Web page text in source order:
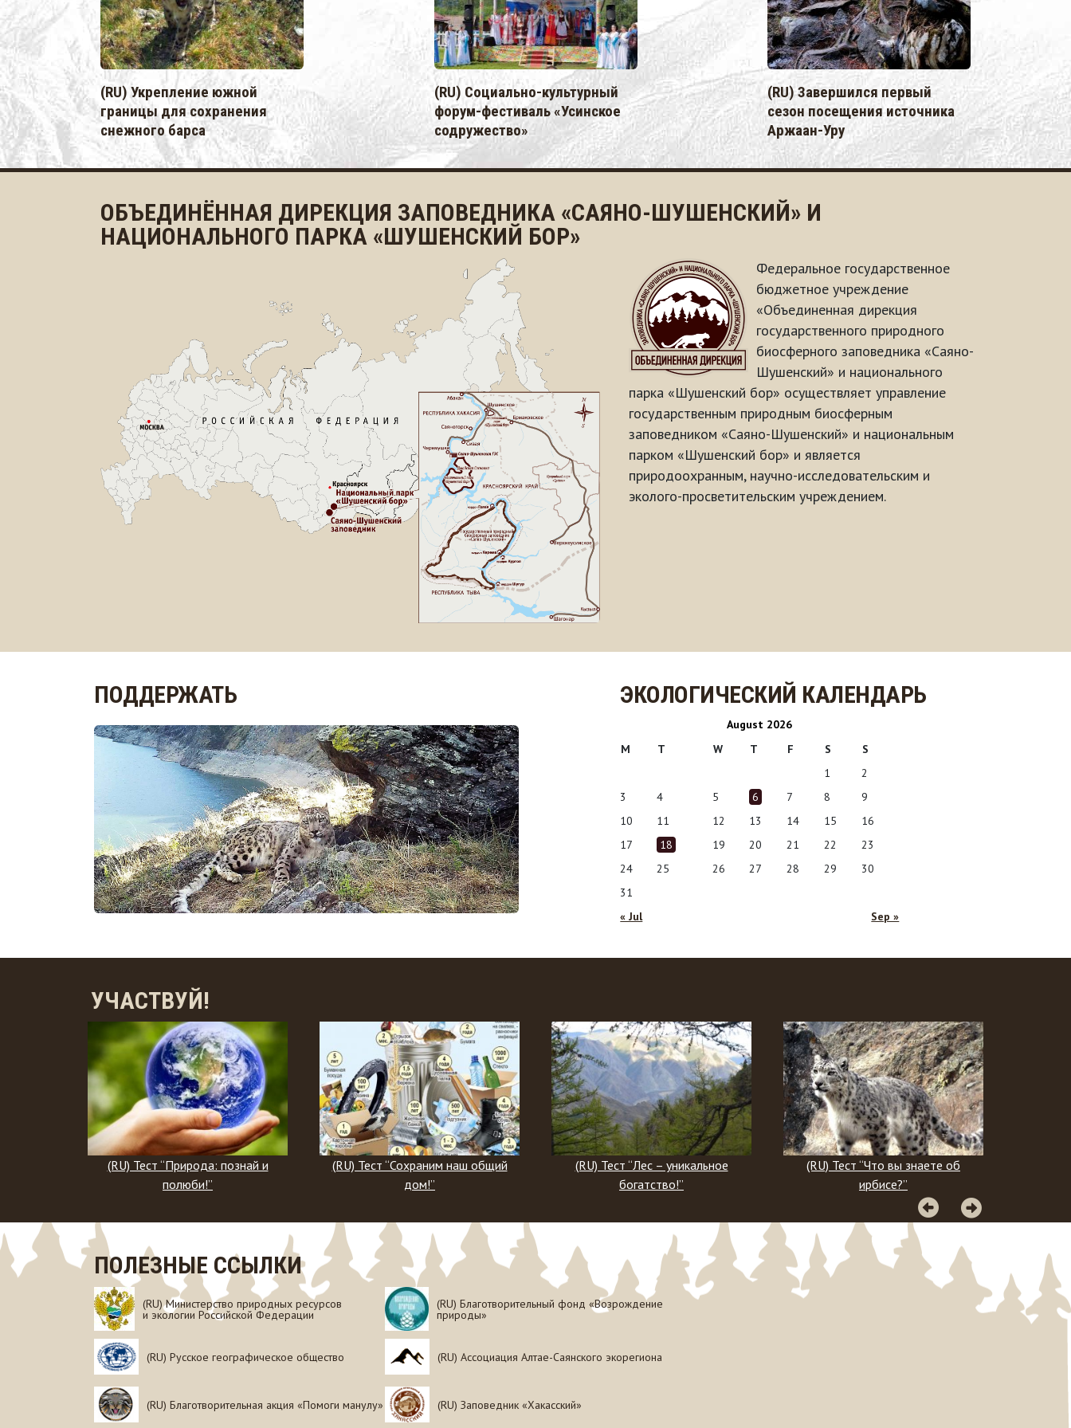
(RU) Укрепление южной
границы для сохранения
снежного барса
(RU) Социально-культурный
форум-фестиваль «Усинское
содружество»
(RU) Завершился первый
сезон посещения источника
Аржаан-Уру
ОБЪЕДИНЁННАЯ ДИРЕКЦИЯ ЗАПОВЕДНИКА «САЯНО-ШУШЕНСКИЙ» И
НАЦИОНАЛЬНОГО ПАРКА «ШУШЕНСКИЙ БОР»
Федеральное государственное
бюджетное учреждение
«Объединенная дирекция
государственного природного
биосферного заповедника «Саяно-
Шушенский» и национального
парка «Шушенский бор» осуществляет управление
государственным природным биосферным
заповедником «Саяно-Шушенский» и национальным
парком «Шушенский бор» и является
природоохранным, научно-исследовательским и
эколого-просветительским учреждением.
ПОДДЕРЖАТЬ ЭКОЛОГИЧЕСКИЙ КАЛЕНДАРЬ
August 2026
M
T W T F S S
« Jul Sep »
1
2
3
4 5 6 7 8
9
10
11 12 13 14 15
16
17
18 19 20 21 22
23
24
25 26 27 28 29
30
31
УЧАСТВУЙ!
(RU) Тест “Сохраним наш общий
дом!”
(RU) Тест “Лес – уникальное
богатство!”
(RU) Тест “Что вы знаете об
ирбисе?”
(RU) Географический тест
ПОЛЕЗНЫЕ ССЫЛКИ
(RU) Министерство природных ресурсов
и экологии Российской Федерации
(RU) Благотворительный фонд «Возрождение
природы»
(RU) Русское географическое общество (RU) Ассоциация Алтае-Саянского экорегиона
(RU) Благотворительная акция «Помоги манулу» (RU) Заповедник «Хакасский»